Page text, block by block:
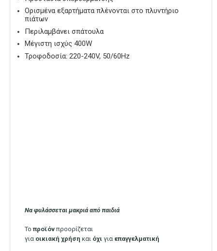
Ορισμένα εξαρτήματα πλένονται στο πλυντήριο
πιάτων
Περιλαμβάνει σπάτουλα
Μέγιστη ισχύς 400W
Τροφοδοσία: 220-240V, 50/60Hz
Να φυλάσσεται μακριά από παιδιά
Τοπροϊόνπροορίζεται
για οικιακή χρήση και όχι για επαγγελματική